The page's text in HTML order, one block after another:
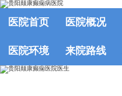
医院首页 医院概况
医院环境 来院路线